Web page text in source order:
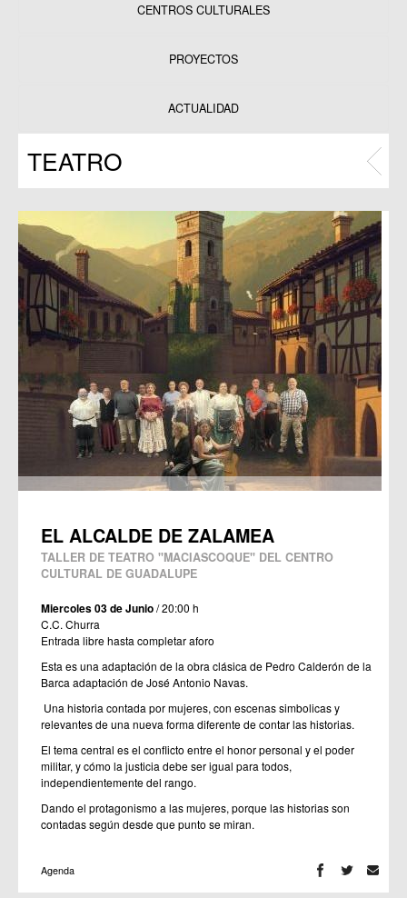
CENTROS CULTURALES
PROYECTOS
Programas
ACTUALIDAD
TEATRO
EL ALCALDE DE ZALAMEA
TALLER DE TEATRO "MACIASCOQUE" DEL CENTRO
CULTURAL DE GUADALUPE
Miercoles 03 de Junio/ 20:00 h
C.C. Churra
Entrada libre hasta completar aforo
Esta es una adaptación de la obra clásica de Pedro Calderón de la
Barca adaptación de José Antonio Navas.
Una historia contada por mujeres, con escenas simbolicas y
relevantes de una nueva forma diferente de contar las historias.
El tema central es el conflicto entre el honor personal y el poder
militar, y cómo la justicia debe ser igual para todos,
independientemente del rango.
Dando el protagonismo a las mujeres, porque las historias son
contadas según desde que punto se miran.
Agenda